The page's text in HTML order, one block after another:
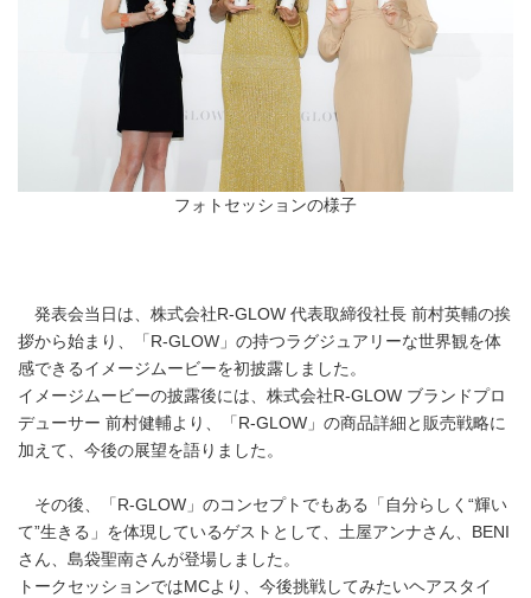
フォトセッションの様子
発表会当日は、株式会社R-GLOW 代表取締役社長 前村英輔の挨
拶から始まり、「R-GLOW」の持つラグジュアリーな世界観を体
感できるイメージムービーを初披露しました。
イメージムービーの披露後には、株式会社R-GLOW ブランドプロ
デューサー 前村健輔より、「R-GLOW」の商品詳細と販売戦略に
加えて、今後の展望を語りました。
その後、「R-GLOW」のコンセプトでもある「自分らしく“輝い
て”生きる」を体現しているゲストとして、土屋アンナさん、BENI
さん、島袋聖南さんが登場しました。
トークセッションではMCより、今後挑戦してみたいヘアスタイ